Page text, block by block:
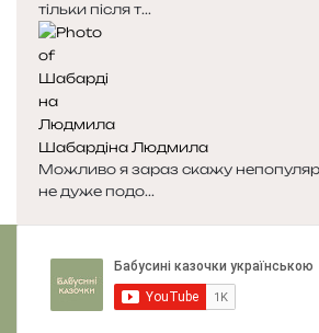
р
і
н
к
а
р
і
н
к
а
тільки після т...
Шабардіна Людмила
Можливо я зараз скажу
не дуже подо...